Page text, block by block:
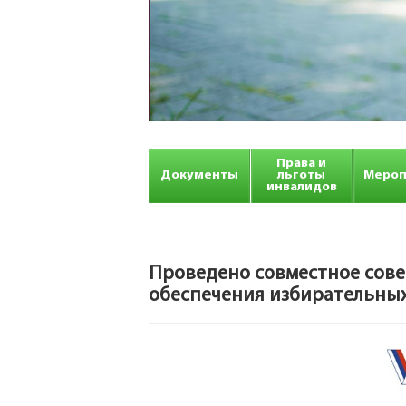
Документы
Права и
льготы
инвалидов
Проведено совместное
обеспечения